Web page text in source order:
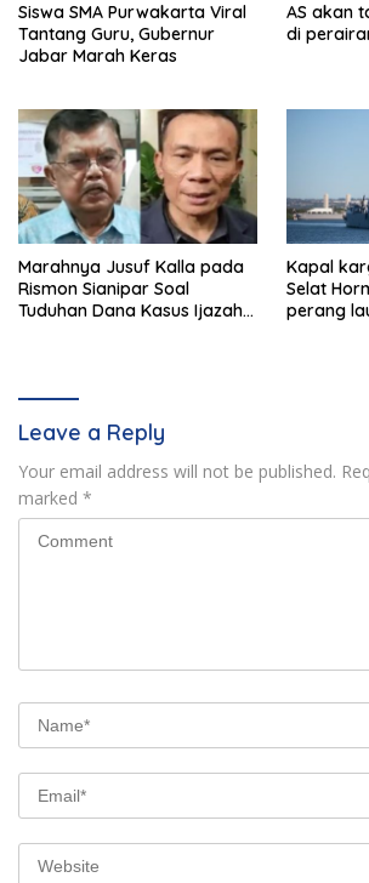
Siswa SMA Purwakarta Viral
Tantang Guru, Gubernur
Jabar Marah Keras
AS akan
di
Marahnya Jusuf Kalla pada
Rismon Sianipar Soal
Tuduhan Dana Kasus Ijazah
Kapal
Selat
perang
Leave a Reply
Your email address will not be published.
marked *